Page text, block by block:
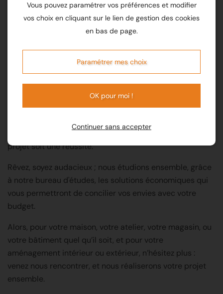
Notre savoir-faire
défis que nous aurons plaisir à relever pour que votre
projet soit une réussite.
Rêvez, soyez audacieux ; nous étudions ensemble, grâce
à notre bureau d'études, les solutions économiques qui
vous permettront de concilier vos envies avec votre
budget.
Alors, pour votre maison, votre atelier, votre magasin, ou
votre bâtiment quel qu’il soit, et pour votre
aménagement intérieur ou extérieur, n’hésitez plus :
venez nous rencontrer, et nous réaliserons votre projet
ensemble.
Vous pouvez paramétrer vos préférences et modifier
vos choix en cliquant sur le lien de gestion des cookies
en bas de page.
Paramétrer mes choix
OK pour moi !
Continuer sans accepter